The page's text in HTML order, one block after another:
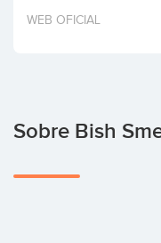
Invertir
WEB OFICIAL
Sobre Bish